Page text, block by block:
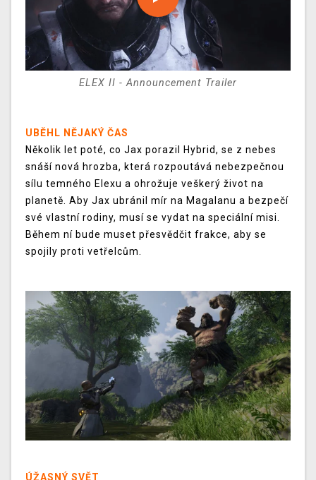
ELEX II - Announcement Trailer
UBĚHL NĚJAKÝ ČAS
Několik let poté, co Jax porazil Hybrid, se z nebes
snáší nová hrozba, která rozpoutává nebezpečnou
sílu temného Elexu a ohrožuje veškerý život na
planetě. Aby Jax ubránil mír na Magalanu a bezpečí
své vlastní rodiny, musí se vydat na speciální misi.
Během ní bude muset přesvědčit frakce, aby se
spojily proti vetřelcům.
ÚŽASNÝ SVĚT